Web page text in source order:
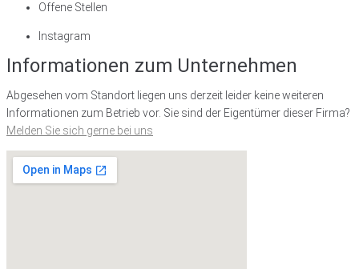
Offene Stellen
Instagram
Informationen zum Unternehmen
Abgesehen vom Standort liegen uns derzeit leider keine weiteren
Informationen zum Betrieb vor. Sie sind der Eigentümer dieser Firma?
Melden Sie sich gerne bei uns